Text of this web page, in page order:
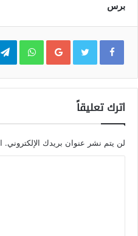
برس
Google+
اترك تعليقاً
لن يتم نشر عنوان بريدك الإلكتروني.